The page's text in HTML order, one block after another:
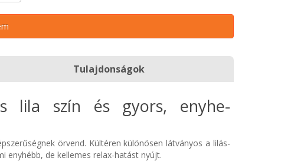
Tulajdonságok
lila szín és gyors, enyhe-
örvend. Kültéren különösen látványos a lilás-
enyhébb, de kellemes relax-hatást nyújt.